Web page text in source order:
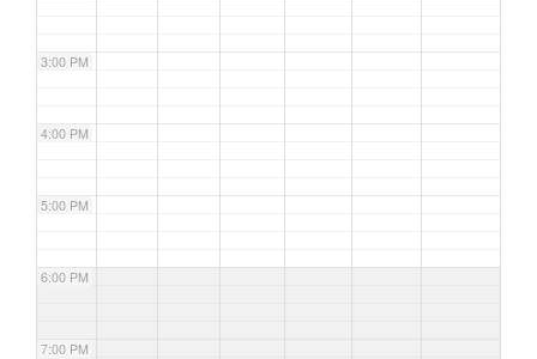
3:00 PM
4:00 PM
5:00 PM
6:00 PM
7:00 PM